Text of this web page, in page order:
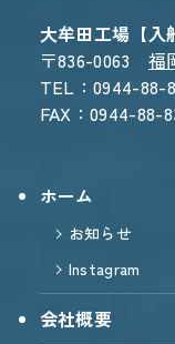
大牟田工場【入
〒836-0063福
TEL：0944-88-
FAX：0944-88-
ホーム
お知らせ
Instagram
会社概要